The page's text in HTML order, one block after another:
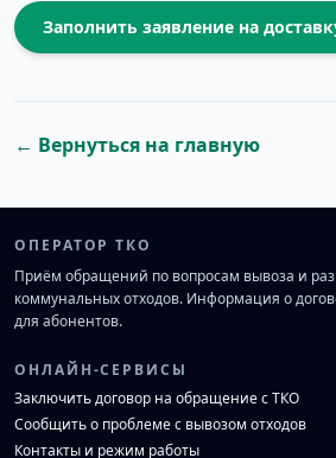
Заполнить заявление на
← Вернуться на главную
ОПЕРАТОР ТКО
Приём обращений по вопросам вывоза и
коммунальных отходов. Информация о
для абонентов.
ОНЛАЙН-СЕРВИСЫ
Заключить договор на обращение с ТКО
Сообщить о проблеме с вывозом отходов
Контакты и режим работы